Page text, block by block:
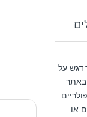
דגש על
באתר
או